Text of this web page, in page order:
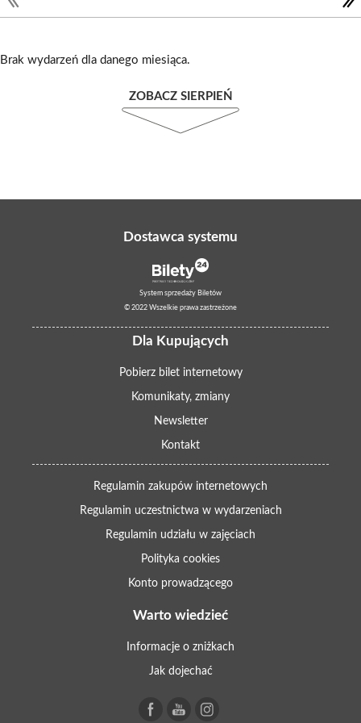
Brak wydarzeń dla danego miesiąca.
ZOBACZ SIERPIEŃ
Dostawca systemu
System sprzedaży Biletów
© 2022 Wszelkie prawa zastrzeżone
Dla Kupujących
Pobierz bilet internetowy
Komunikaty, zmiany
Newsletter
Kontakt
Regulamin zakupów internetowych
Regulamin uczestnictwa w wydarzeniach
Regulamin udziału w zajęciach
Polityka cookies
Konto prowadzącego
Warto wiedzieć
Informacje o zniżkach
Jak dojechać